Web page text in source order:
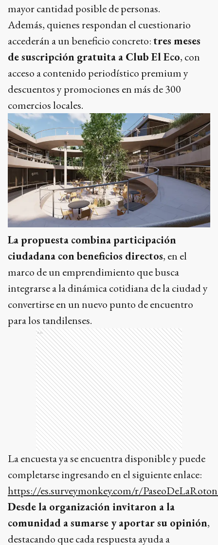
mayor cantidad posible de personas.
Además, quienes respondan el cuestionario
accederán a un beneficio concreto:tres meses
de suscripción gratuita a Club El Eco, con
acceso a contenido periodístico premium y
descuentos y promociones en más de 300
comercios locales.
La propuesta combina participación
ciudadana con beneficios directos, en el
marco de un emprendimiento que busca
integrarse a la dinámica cotidiana de la ciudad y
convertirse en un nuevo punto de encuentro
para los tandilenses.
Ads
La encuesta ya se encuentra disponible y puede
completarse ingresando en el siguiente enlace:
https://es.surveymonkey.com/r/
Desde la organización invitaron a la
comunidad a sumarse y aportar su opinión,
destacando que cada respuesta ayuda a